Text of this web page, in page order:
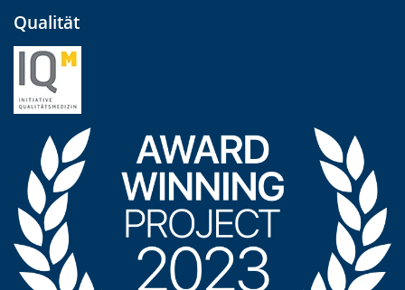
Qualität